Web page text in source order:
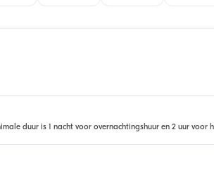
duur is 1 nacht voor overnachtingshuur en 2 uur voor